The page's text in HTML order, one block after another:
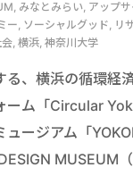
みなとみらい, アップ
ー, ソーシャルグッド, リ
, 横浜, 神奈川大学
る、横浜の循環経
ーム「Circular
ュージアム「
MUSEUM